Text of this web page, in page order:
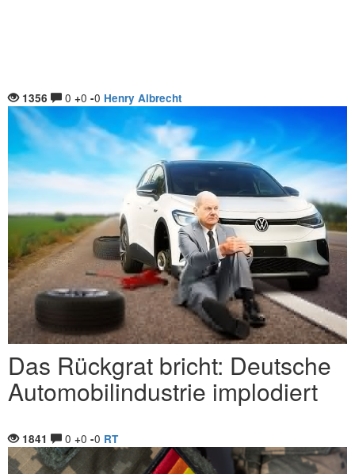
1356 0 +0 -0 Henry Albrecht
Das Rückgrat bricht: Deutsche
Automobilindustrie implodiert
1841 0 +0 -0 RT